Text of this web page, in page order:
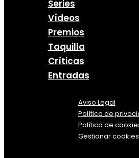
Series
Vídeos
Premios
Taquilla
Críticas
Entradas
Aviso Legal
Política de
Política de
Gestionar